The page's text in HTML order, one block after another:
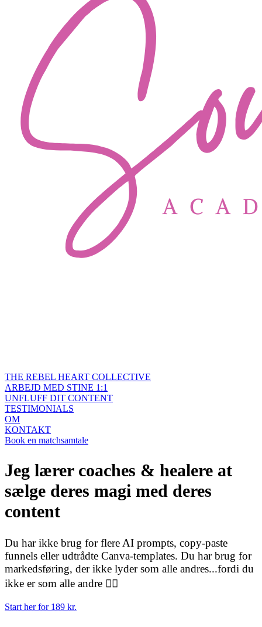
THE REBEL HEART COLLECTIVE
ARBEJD MED STINE 1:1
UNFLUFF DIT CONTENT
TESTIMONIALS
OM
KONTAKT
Book en matchsamtale
Jeg lærer coaches & healere at
sælge deres magi med deres
content
Du har ikke brug for flere AI prompts, copy-paste
funnels eller udtrådte Canva-templates. Du har brug for
markedsføring, der ikke lyder som alle andres...fordi du
ikke er som alle andre ❤️‍🔥
Start her for 189 kr.